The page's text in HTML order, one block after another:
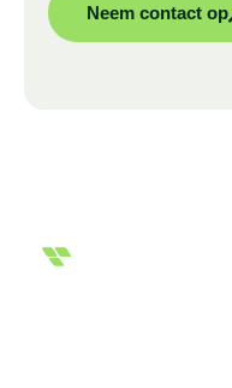
Neem contact op